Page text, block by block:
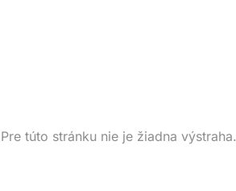
Pre túto stránku nie je žiadna výstraha.